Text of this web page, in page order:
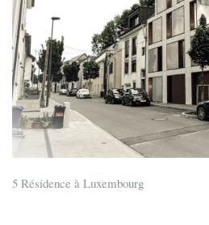
5 Résidence à Luxembourg